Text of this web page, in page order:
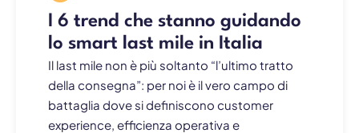
I 6 trend che stanno guidando
lo smart last mile in Italia
Il last mile non è più soltanto “l’ultimo tratto
della consegna”: per noi è il vero campo di
battaglia dove si definiscono customer
experience, efficienza operativa e